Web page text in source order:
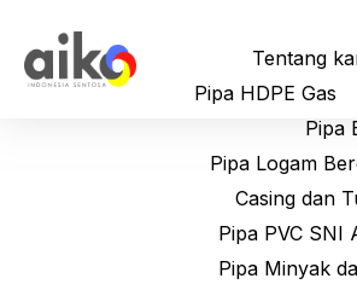
content
Tentang
Pipa HDPE Gas
Pipa
Pipa Logam
Casing dan
Pipa PVC SNI
Pipa Minyak